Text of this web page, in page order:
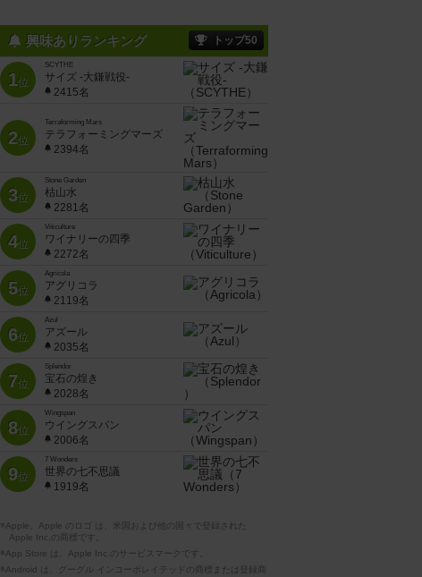
興味ありランキング トップ50
1位
SCYTHE
サイズ -大鎌戦役-
2415名
2位
Terraforming Mars
テラフォーミングマーズ
2394名
3位
Stone Garden
枯山水
2281名
4位
Viticulture
ワイナリーの四季
2272名
5位
Agricola
アグリコラ
2119名
6位
Azul
アズール
2035名
7位
Splendor
宝石の煌き
2028名
8位
Wingspan
ウイングスパン
2006名
9位
7 Wonders
世界の七不思議
1919名
※Apple、Apple のロゴ は、米国および他の国々で登録された
Apple Inc.の商標です。
※App Store は、Apple Inc.のサービスマークです。
※Android は、グーグル インコーポレイテッドの商標または登録商